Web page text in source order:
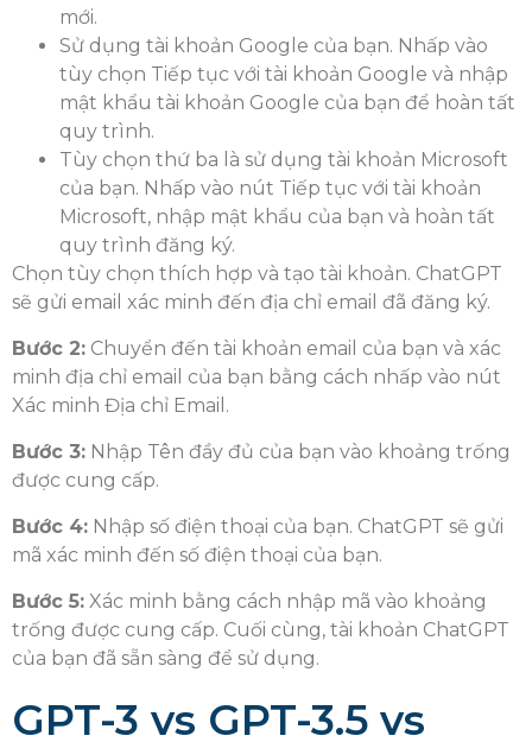
mới.
Sử dụng tài khoản Google của bạn. Nhấp vào
tùy chọn Tiếp tục với tài khoản Google và nhập
mật khẩu tài khoản Google của bạn để hoàn tất
quy trình.
Tùy chọn thứ ba là sử dụng tài khoản Microsoft
của bạn. Nhấp vào nút Tiếp tục với tài khoản
Microsoft, nhập mật khẩu của bạn và hoàn tất
quy trình đăng ký.
Chọn tùy chọn thích hợp và tạo tài khoản. ChatGPT
sẽ gửi email xác minh đến địa chỉ email đã đăng ký.
Bước 2: Chuyển đến tài khoản email của bạn và xác
minh địa chỉ email của bạn bằng cách nhấp vào nút
Xác minh Địa chỉ Email.
Bước 3: Nhập Tên đầy đủ của bạn vào khoảng trống
được cung cấp.
Bước 4: Nhập số điện thoại của bạn. ChatGPT sẽ gửi
mã xác minh đến số điện thoại của bạn.
Bước 5: Xác minh bằng cách nhập mã vào khoảng
trống được cung cấp. Cuối cùng, tài khoản ChatGPT
của bạn đã sẵn sàng để sử dụng.
GPT-3 vs GPT-3.5 vs